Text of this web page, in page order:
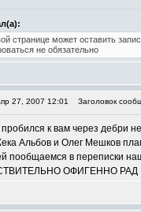
странице может оставить
не обязательно
27, 2007 12:01 Заголовок
пробился к вам через дебри
Альбов и Олег Мешков
пообщаемся в переписки
ОФИГЕННО